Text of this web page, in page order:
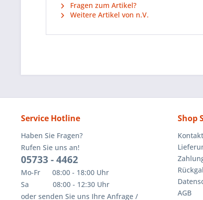
Fragen zum Artikel?
Weitere Artikel von n.V.
Service Hotline
Haben Sie Fragen?
Rufen Sie uns an!
05733 - 4462
Mo-Fr 08:00 - 18:00 Uhr
Sa 08:00 - 12:30 Uhr
oder senden Sie uns Ihre Anfrage /
Shop
Kontakt
AGB